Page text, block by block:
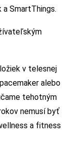
a SmartThings.
v telesnej
alebo
tehotným
nemusí byť
a fitness